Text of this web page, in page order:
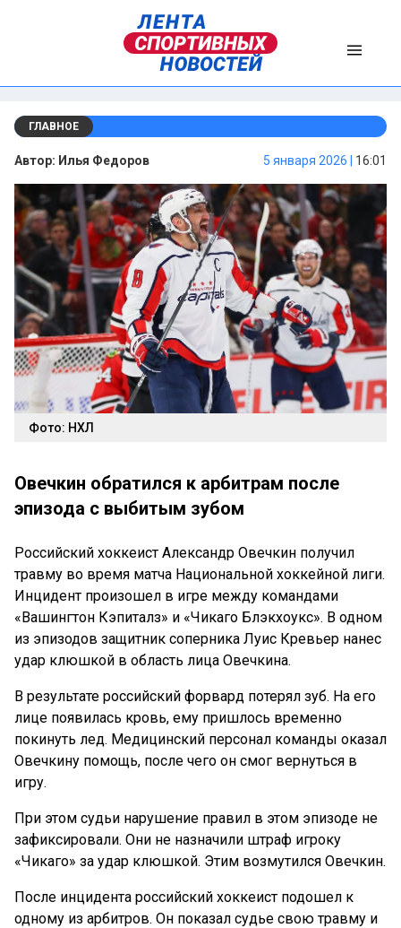
ГЛАВНОЕ
Автор: Илья Федоров 5 января 2026 | 16:01
Фото: НХЛ
Овечкин обратился к арбитрам после
эпизода с выбитым зубом
Российский хоккеист Александр Овечкин получил
травму во время матча Национальной хоккейной лиги.
Инцидент произошел в игре между командами
«Вашингтон Кэпиталз» и «Чикаго Блэкхоукс». В одном
из эпизодов защитник соперника Луис Кревьер нанес
удар клюшкой в область лица Овечкина.
В результате российский форвард потерял зуб. На его
лице появилась кровь, ему пришлось временно
покинуть лед. Медицинский персонал команды оказал
Овечкину помощь, после чего он смог вернуться в
игру.
При этом судьи нарушение правил в этом эпизоде не
зафиксировали. Они не назначили штраф игроку
«Чикаго» за удар клюшкой. Этим возмутился Овечкин.
После инцидента российский хоккеист подошел к
одному из арбитров. Он показал судье свою травму и